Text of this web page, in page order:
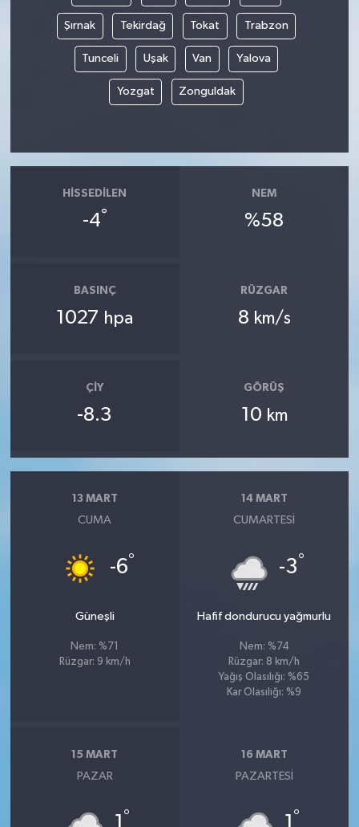
Şırnak Tekirdağ Tokat Trabzon
Tunceli Uşak Van Yalova
Yozgat Zonguldak
HISSEDILEN
-4°
NEM
%58
BASINÇ
1027 hpa
RÜZGAR
8 km/s
ÇIY
-8.3
GÖRÜŞ
10 km
13 MART
CUMA
-6°
Güneşli
Nem: %71
Rüzgar: 9 km/h
14 MART
CUMARTESI
-3°
Hafif dondurucu yağmurlu
Nem: %74
Rüzgar: 8 km/h
Yağış Olasılığı: %65
Kar Olasılığı: %9
15 MART
PAZAR
°
16 MART
PAZARTESI
°